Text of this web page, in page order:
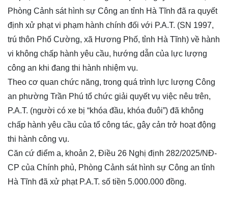
Phòng Cảnh sát hình sự Công an tỉnh Hà Tĩnh đã ra quyết
định xử phạt vi phạm hành chính đối với P.A.T. (SN 1997,
trú thôn Phố Cường, xã Hương Phố, tỉnh Hà Tĩnh) về hành
vi không chấp hành yêu cầu, hướng dẫn của lực lượng
công an khi đang thi hành nhiệm vụ.
Theo cơ quan chức năng, trong quá trình lực lượng Công
an phường Trần Phú tổ chức giải quyết vụ việc nêu trên,
P.A.T. (người có xe bị “khóa đầu, khóa đuôi”) đã không
chấp hành yêu cầu của tổ công tác, gây cản trở hoạt động
thi hành công vụ.
Căn cứ điểm a, khoản 2, Điều 26 Nghị định 282/2025/NĐ-
CP của Chính phủ, Phòng Cảnh sát hình sự Công an tỉnh
Hà Tĩnh đã xử phạt P.A.T. số tiền 5.000.000 đồng.